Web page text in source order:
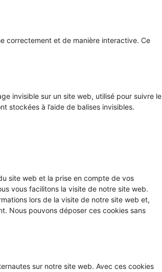
correctement et de manière interactive. Ce
invisible sur un site web, utilisé pour suivre le
stockées à l’aide de balises invisibles.
site web et la prise en compte de vos
vous facilitons la visite de notre site web.
lors de la visite de notre site web et,
Nous pouvons déposer ces cookies sans
sur notre site web. Avec ces cookies